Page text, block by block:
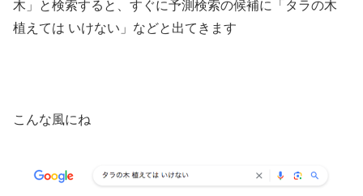
木」と検索すると、すぐに予測検索の候補に「タラの木
植えては いけない」などと出てきます
こんな風にね